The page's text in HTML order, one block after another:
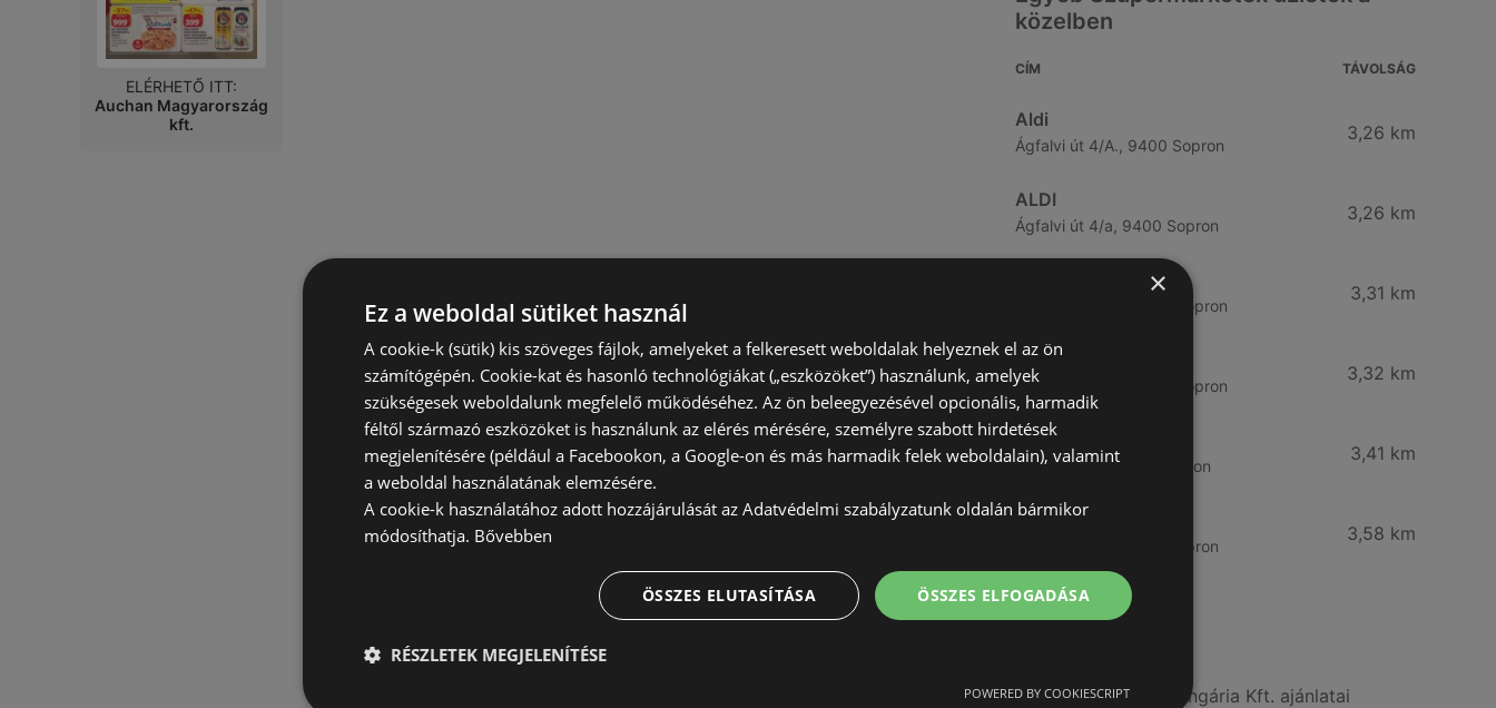
ELÉRHETŐ ITT:
Auchan Magyarország
kft.
közelben
CÍM TÁVOLSÁG
Aldi
Ágfalvi út 4/A., 9400 Sopron
3,26 km
ALDI
Ágfalvi út 4/a, 9400 Sopron
3,26 km
Somfalvi u. 14., 9400 Sopron
3,31 km
Reál
Besenyő u. 16., 9400 Sopron
3,32 km
Reál
Ibolya út 15., 9400 Sopron
3,41 km
CBA
Bánfalvi u. 14, 9400 Sopron
3,58 km
A(z) Fressnapf-Hungária Kft. ajánlatai
×
Ez a weboldal sütiket használ
A cookie-k (sütik) kis szöveges fájlok, amelyeket a felkeresett weboldalak helyeznek el az ön
számítógépén. Cookie-kat és hasonló technológiákat („eszközöket”) használunk, amelyek
szükségesek weboldalunk megfelelő működéséhez. Az ön beleegyezésével opcionális, harmadik
féltől származó eszközöket is használunk az elérés mérésére, személyre szabott hirdetések
megjelenítésére (például a Facebookon, a Google-on és más harmadik felek weboldalain), valamint
a weboldal használatának elemzésére.
A cookie-k használatához adott hozzájárulását az Adatvédelmi szabályzatunk oldalán bármikor
módosíthatja. Bővebben
ÖSSZES ELFOGADÁSA
ÖSSZES ELUTASÍTÁSA
RÉSZLETEK MEGJELENÍTÉSE
POWERED BY COOKIESCRIPT